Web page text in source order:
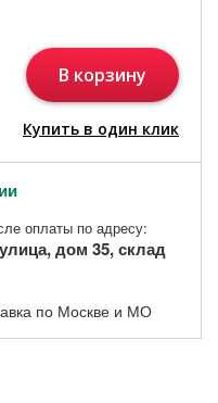
В корзину
Купить в один клик
оплаты по адресу:
дом 35, склад
по Москве и МО